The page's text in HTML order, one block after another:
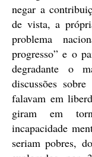
negar a
de vista, a
problema
progresso” e o
degradante o
discussões
falavam em
giram em
incapacidade
seriam pobres,